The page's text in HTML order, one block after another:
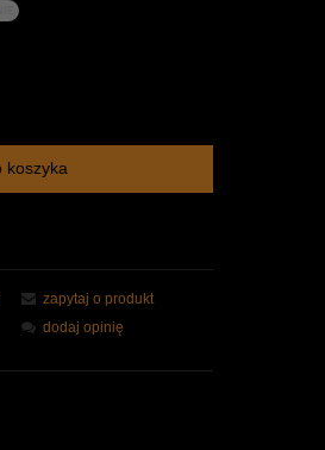
koszyka
zapytaj o produkt
dodaj opinię